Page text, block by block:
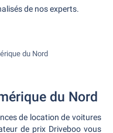
de nos experts.
du Nord
du Nord
de location de voitures
de prix Driveboo vous